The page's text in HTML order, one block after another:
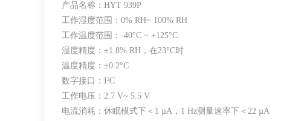
产品名称：HYT 939P
工作湿度范围：0% RH~ 100% RH
工作温度范围：-40°C ~ +125°C
湿度精度：±1.8% RH，在23°C时
温度精度：±0.2°C
数字接口：I²C
工作电压：2.7 V~ 5.5 V
电流消耗：休眠模式下＜1 µA，1 Hz测量速率下＜22 µA